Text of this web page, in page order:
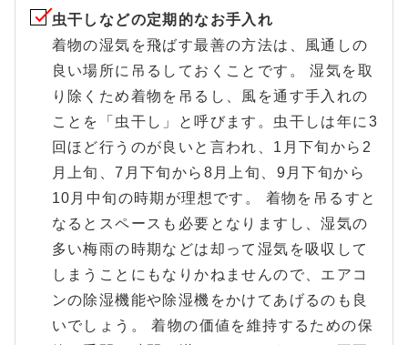
虫干しなどの定期的なお手入れ
着物の湿気を飛ばす最善の方法は、風通しの
良い場所に吊るしておくことです。 湿気を取
り除くため着物を吊るし、風を通す手入れの
ことを「虫干し」と呼びます。虫干しは年に3
回ほど行うのが良いと言われ、1月下旬から2
月上旬、7月下旬から8月上旬、9月下旬から
10月中旬の時期が理想です。 着物を吊るすと
なるとスペースも必要となりますし、湿気の
多い梅雨の時期などは却って湿気を吸収して
しまうことにもなりかねませんので、エアコ
ンの除湿機能や除湿機をかけてあげるのも良
いでしょう。 着物の価値を維持するための保